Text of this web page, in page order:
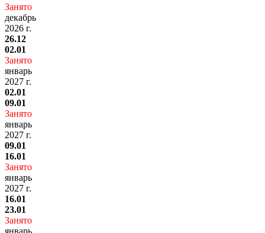
Занято
декабрь
2026 г.
26.12
02.01
Занято
январь
2027 г.
02.01
09.01
Занято
январь
2027 г.
09.01
16.01
Занято
январь
2027 г.
16.01
23.01
Занято